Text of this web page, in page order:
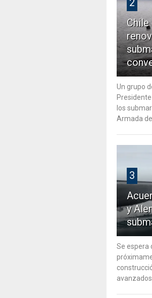
2
Chile
Un grupo
los
Armada de
3
y
Se espera
avanzados